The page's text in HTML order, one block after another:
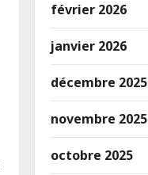
février 2026
janvier 2026
décembre 2025
novembre 2025
octobre 2025